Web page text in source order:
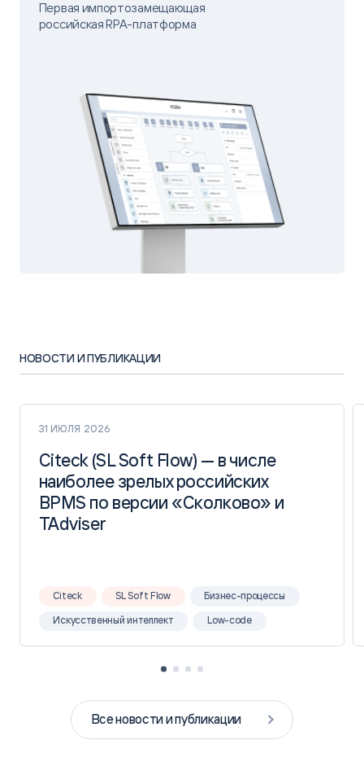
Первая импортозамещающая
российская RPA-платформа
НОВОСТИ И ПУБЛИКАЦИИ
31 ИЮЛЯ 2026
Citeck (SL Soft Flow) — в числе
наиболее зрелых российских
BPMS по версии «Сколково» и
TAdviser
Citeck (SL Soft Flow) — в числе
наиболее зрелых российских
BPMS по версии «Сколково» и
TAdviser
Citeck SL Soft Flow Бизнес-процессы
Искусственный интеллект Low-code
Все новости и публикации